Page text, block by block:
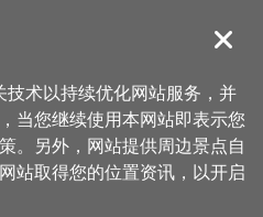
導覽
iHouse
周边店家
关闭
术以持续优化网站服务，并
当您继续使用本网站即表示您
。另外，网站提供周边景点自
站取得您的位置资讯，以开启